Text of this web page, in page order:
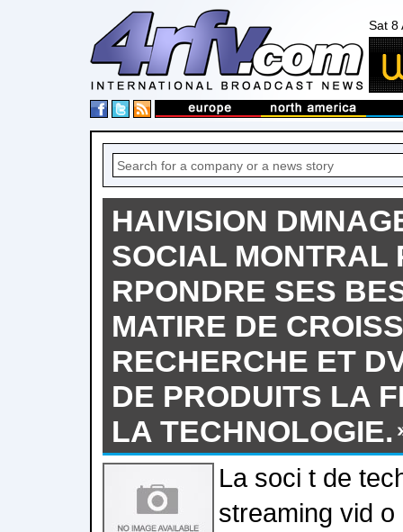
Sat 8
HAIVISION
SOCIAL MONTRAL
RPONDRE SES
MATIRE DE
RECHERCHE ET
DE PRODUITS LA
LA TECHNOLOGIE.
La soci t de
streaming vid